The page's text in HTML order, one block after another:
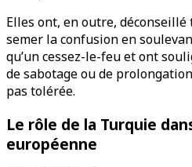
Elles ont, en outre,
semer la confusion en
qu’un cessez-le-feu et ont
de sabotage ou de
pas tolérée.
Le rôle de la Turquie
européenne